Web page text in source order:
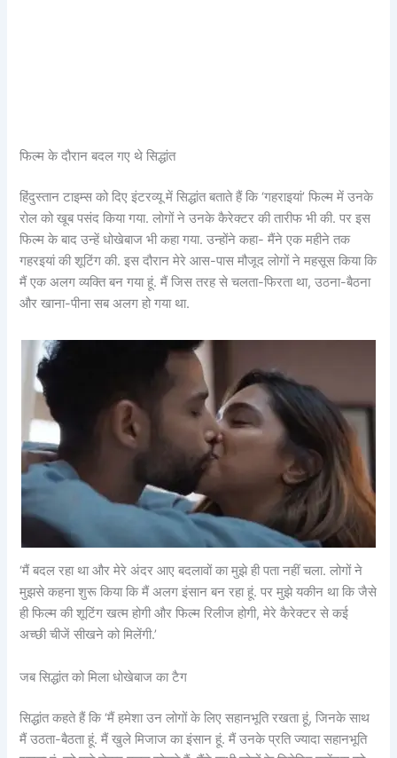
फिल्म के दौरान बदल गए थे सिद्धांत
हिंदुस्तान टाइम्स को दिए इंटरव्यू में सिद्धांत बताते हैं कि ‘गहराइयां’ फिल्म में उनके
रोल को खूब पसंद किया गया. लोगों ने उनके कैरेक्टर की तारीफ भी की. पर इस
फिल्म के बाद उन्हें धोखेबाज भी कहा गया. उन्होंने कहा- मैंने एक महीने तक
गहरइयां की शूटिंग की. इस दौरान मेरे आस-पास मौजूद लोगों ने महसूस किया कि
मैं एक अलग व्यक्ति बन गया हूं. मैं जिस तरह से चलता-फिरता था, उठना-बैठना
और खाना-पीना सब अलग हो गया था.
‘मैं बदल रहा था और मेरे अंदर आए बदलावों का मुझे ही पता नहीं चला. लोगों ने
मुझसे कहना शुरू किया कि मैं अलग इंसान बन रहा हूं. पर मुझे यकीन था कि जैसे
ही फिल्म की शूटिंग खत्म होगी और फिल्म रिलीज होगी, मेरे कैरेक्टर से कई
अच्छी चीजें सीखने को मिलेंगी.’
जब सिद्धांत को मिला धोखेबाज का टैग
सिद्धांत कहते हैं कि ‘मैं हमेशा उन लोगों के लिए सहानभूति रखता हूं, जिनके साथ
मैं उठता-बैठता हूं. मैं खुले मिजाज का इंसान हूं. मैं उनके प्रति ज्यादा सहानभूति